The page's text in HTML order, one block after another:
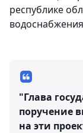
республике
"Глава
поручение
на эти